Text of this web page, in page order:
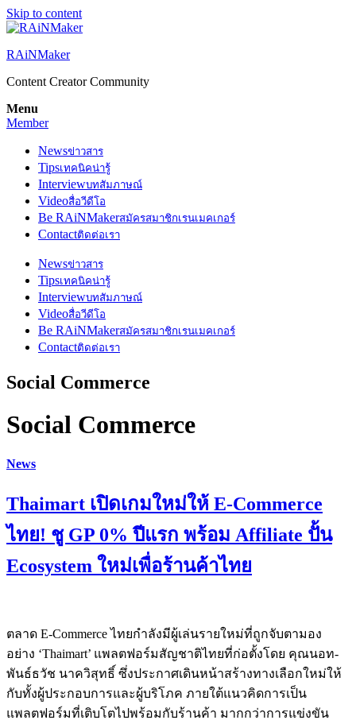
Skip to content
RAiNMaker
Content Creator Community
Menu
Member
Newsข่าวสาร
Tipsเทคนิคน่ารู้
Interviewบทสัมภาษณ์
Videoสื่อวีดีโอ
Be RAiNMakerสมัครสมาชิกเรนเมคเกอร์
Contactติดต่อเรา
Newsข่าวสาร
Tipsเทคนิคน่ารู้
Interviewบทสัมภาษณ์
Videoสื่อวีดีโอ
Be RAiNMakerสมัครสมาชิกเรนเมคเกอร์
Contactติดต่อเรา
Social Commerce
Social Commerce
News
Thaimart เปิดเกมใหม่ให้ E-Commerce
ไทย! ชู GP 0% ปีแรก พร้อม Affiliate ปั้น
Ecosystem ใหม่เพื่อร้านค้าไทย
ตลาด E-Commerce ไทยกำลังมีผู้เล่นรายใหม่ที่ถูกจับตามอง
อย่าง ‘Thaimart’ แพลตฟอร์มสัญชาติไทยที่ก่อตั้งโดย คุณนอท-
พันธ์ธวัช นาควิสุทธิ์ ซึ่งประกาศเดินหน้าสร้างทางเลือกใหม่ให้
กับทั้งผู้ประกอบการและผู้บริโภค ภายใต้แนวคิดการเป็น
แพลตฟอร์มที่เติบโตไปพร้อมกับร้านค้า มากกว่าการแข่งขัน